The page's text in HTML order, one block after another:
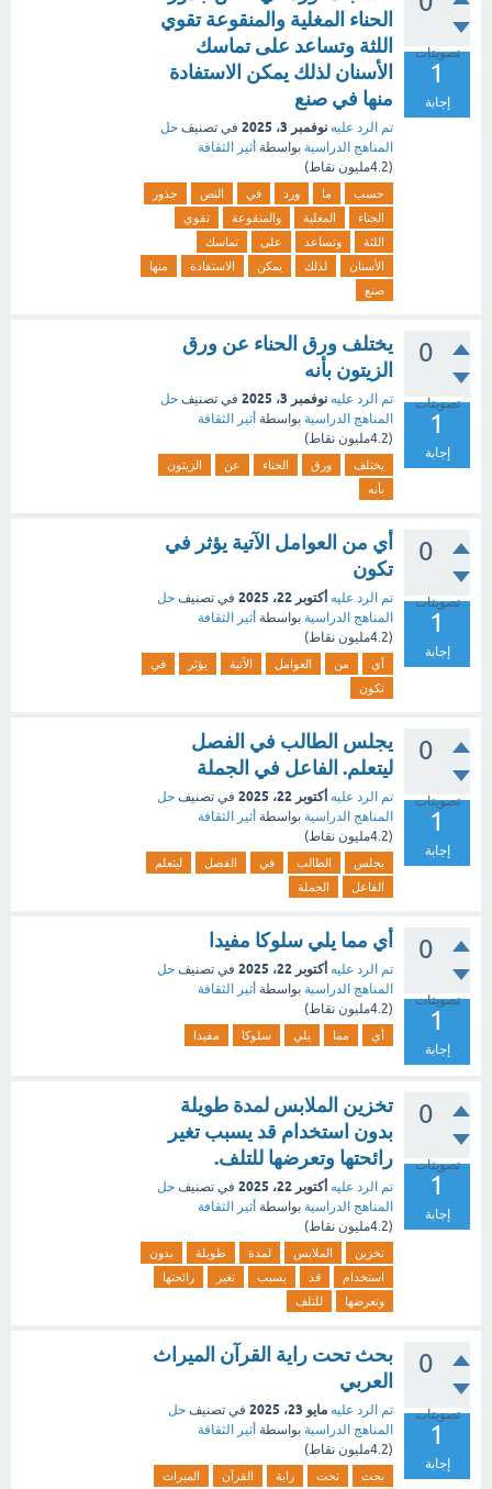
تصويتات
1
إجابة
الحناء المغلية والمنقوعة تقوي
اللثة وتساعد على تماسك
الأسنان لذلك يمكن الاستفادة
منها في صنع
تم الرد عليه نوفمبر 3، 2025 في تصنيف حل
المناهج الدراسية بواسطة أثير الثقافة
(4.2مليون نقاط)
حسب ما ورد في النص
جذور
الحناء
المغلية والمنقوعة
تقوي
اللثة
وتساعد على
تماسك
الأسنان
لذلك يمكن الاستفادة
منها
صنع
0
تصويتات
1
إجابة
يختلف ورق الحناء عن ورق
الزيتون بأنه
تم الرد عليه نوفمبر 3، 2025 في تصنيف حل
المناهج الدراسية بواسطة أثير الثقافة
(4.2مليون نقاط)
يختلف ورق الحناء عن
الزيتون
بأنه
0
تصويتات
1
إجابة
أي من العوامل الآتية يؤثر في
تكون
تم الرد عليه أكتوبر 22، 2025 في تصنيف حل
المناهج الدراسية بواسطة أثير الثقافة
(4.2مليون نقاط)
أي من العوامل الآتية يؤثر
في
تكون
0
تصويتات
1
إجابة
يجلس الطالب في الفصل
ليتعلم. الفاعل في الجملة
تم الرد عليه أكتوبر 22، 2025 في تصنيف حل
المناهج الدراسية بواسطة أثير الثقافة
(4.2مليون نقاط)
يجلس الطالب في الفصل
ليتعلم
الفاعل
الجملة
0
تصويتات
1
إجابة
أي مما يلي سلوكا مفيدا
تم الرد عليه أكتوبر 22، 2025 في تصنيف حل
المناهج الدراسية بواسطة أثير الثقافة
(4.2مليون نقاط)
أي مما يلي سلوكا مفيدا
0
تصويتات
1
إجابة
تخزين الملابس لمدة طويلة
بدون استخدام قد يسبب تغير
رائحتها وتعرضها للتلف.
تم الرد عليه أكتوبر 22، 2025 في تصنيف حل
المناهج الدراسية بواسطة أثير الثقافة
(4.2مليون نقاط)
تخزين الملابس لمدة طويلة
بدون
استخدام
قد يسبب تغير
رائحتها
وتعرضها
للتلف
0
تصويتات
1
إجابة
بحث تحت راية القرآن الميراث
العربي
تم الرد عليه مايو 23، 2025 في تصنيف حل
المناهج الدراسية بواسطة أثير الثقافة
(4.2مليون نقاط)
بحث تحت راية القرآن
الميراث